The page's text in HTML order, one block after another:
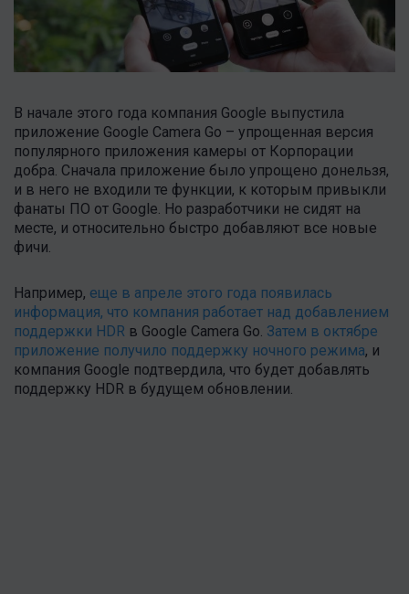
В начале этого года компания Google выпустила
приложение Google Camera Go – упрощенная версия
популярного приложения камеры от Корпорации
добра. Сначала приложение было упрощено донельзя,
и в него не входили те функции, к которым привыкли
фанаты ПО от Google. Но разработчики не сидят на
месте, и относительно быстро добавляют все новые
фичи.
Например, еще в апреле этого года появилась
информация, что компания работает над добавлением
поддержки HDR в Google Camera Go. Затем в октябре
приложение получило поддержку ночного режима, и
компания Google подтвердила, что будет добавлять
поддержку HDR в будущем обновлении.